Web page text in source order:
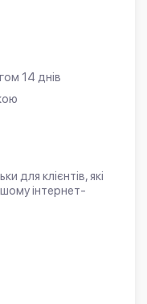
14 днів
для клієнтів, які
інтернет-